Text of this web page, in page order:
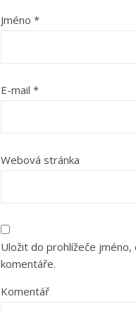
Jméno *
E-mail *
Webová stránka
Uložit do prohlížeče
komentáře.
Komentář